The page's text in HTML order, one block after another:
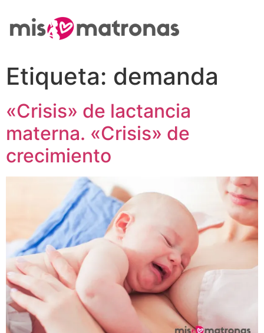
Etiqueta: demanda
«Crisis» de lactancia
materna. «Crisis» de
crecimiento